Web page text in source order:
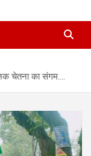
चेतना का संगम….